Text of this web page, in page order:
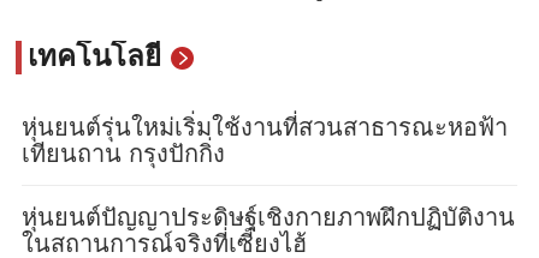
เทคโนโลยี
หุ่นยนต์รุ่นใหม่เริ่มใช้งานที่สวนสาธารณะหอฟ้า
เทียนถาน กรุงปักกิ่ง
หุ่นยนต์ปัญญาประดิษฐ์เชิงกายภาพฝึกปฏิบัติงาน
ในสถานการณ์จริงที่เซี่ยงไฮ้